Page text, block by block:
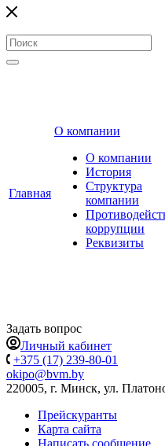
Главная
О компании
О компании
История
Структура
компании
коррупции
Реквизиты
Задать вопрос
Личный кабинет
+375 (17) 239-80-01
okipo@bvm.by
220005, г. Минск, ул.
Прейскуранты
Карта сайта
Написать сообщение